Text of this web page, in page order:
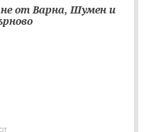
от Варна, Шумен и